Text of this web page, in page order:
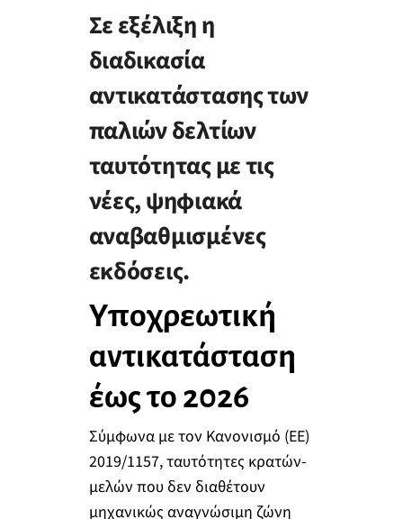
Σε εξέλιξη η
διαδικασία
αντικατάστασης των
παλιών δελτίων
ταυτότητας με τις
νέες, ψηφιακά
αναβαθμισμένες
εκδόσεις.
Υποχρεωτική
αντικατάσταση
έως το 2026
Σύμφωνα με τον Κανονισμό (ΕΕ)
2019/1157, ταυτότητες κρατών-
μελών που δεν διαθέτουν
μηχανικώς αναγνώσιμη ζώνη